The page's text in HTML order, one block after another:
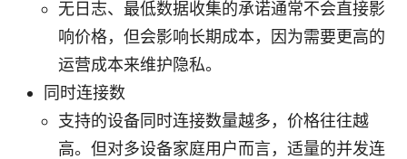
无日志、最低数据收集的承诺通常不会直接影
响价格，但会影响长期成本，因为需要更高的
运营成本来维护隐私。
同时连接数
支持的设备同时连接数量越多，价格往往越
高。但对多设备家庭用户而言，适量的并发连